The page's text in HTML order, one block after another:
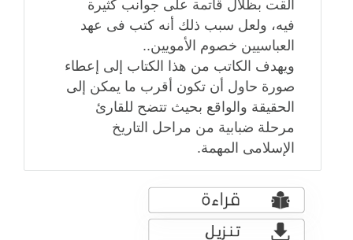
ألقت بظلال قاتمة على جوانب كثيرة
فيه، ولعل سبب ذلك أنه كتب فى عهد
العباسيين خصوم الأمويين..
ويهدف الكاتب من هذا الكتاب إلى إعطاء
صورة حاول أن تكون أقرب ما يمكن إلى
الحقيقة والواقع بحيث تتضح للقارئ
مرحلة ضبابية من مراحل التاريخ
الإسلامى المهمة.